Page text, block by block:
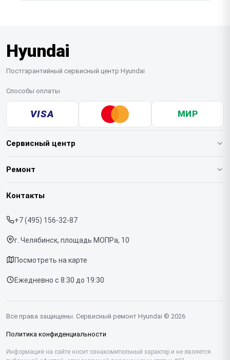
Hyundai
Постгарантийный сервисный центр Hyundai
Способы оплаты
VISA МИР
Сервисный центр
О нашем сервисе
Срочный ремонт
Доставка и способы оплаты
Диагностика
Контакты
Ремонт
Варочных панелей
Посудомоечных машин
Саундбаров
Контакты
+7 (495) 156-32-87
г. Челябинск, площадь МОПРа, 10
Посмотреть на карте
Ежедневно с 8:30 до 19:30
Все права защищены. Сервисный ремонт Hyundai © 2026
Политика конфиденциальности
Информация на сайте носит ознакомительный характер и не является